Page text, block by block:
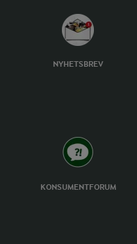
NYHETSBREV
KONSUMENTFORUM